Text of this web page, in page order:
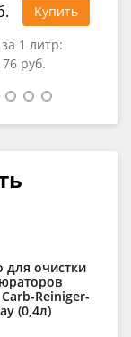
Купить
1 литр:
руб.
для очистки
Carb-Reiniger-
(0,4л)